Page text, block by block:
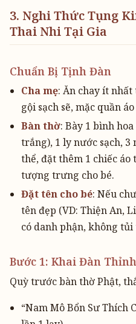
3. Nghi Thức Tụng
Thai Nhi Tại Gia
Chuẩn Bị Tịnh Đàn
Cha mẹ: Ăn chay ít
gội sạch sẽ, mặc quần
Bàn thờ: Bày 1 bình
trắng), 1 ly nước sạch,
thể, đặt thêm 1 chiếc áo
tượng trưng cho bé.
Đặt tên cho bé: Nếu
tên đẹp (VD: Thiện An,
có danh phận, không tủi
Bước 1: Khai Đàn
Quỳ trước bàn thờ Phật,
“Nam Mô Bổn Sư Thích